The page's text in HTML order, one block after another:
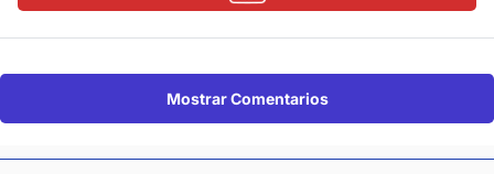
Mostrar Comentarios